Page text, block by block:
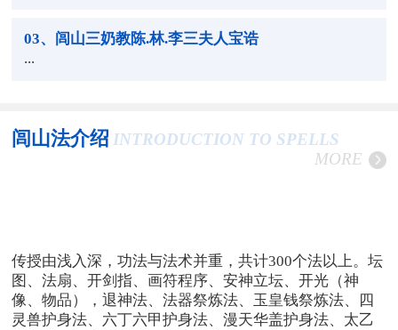
03、闾山三奶教陈.林.李三夫人宝诰
...
闾山法介绍 INTRODUCTION TO SPELLS
MORE
传授由浅入深，功法与法术并重，共计300个法以上。坛
图、法扇、开剑指、画符程序、安神立坛、开光（神
像、物品），退神法、法器祭炼法、玉皇钱祭炼法、四
灵兽护身法、六丁六甲护身法、漫天华盖护身法、太乙